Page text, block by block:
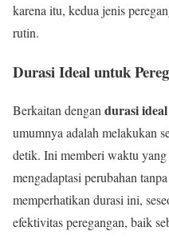
karena itu, kedua jenis
rutin.
Durasi Ideal untuk
Berkaitan dengandurasi
umumnya adalah melakukan
detik. Ini memberi waktu
mengadaptasi perubahan
memperhatikan durasi ini,
efektivitas peregangan, baik